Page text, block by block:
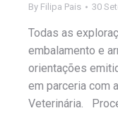
By Filipa Pais 30
Todas as
embalamento e
orientações
em parceria com
Veterinária.